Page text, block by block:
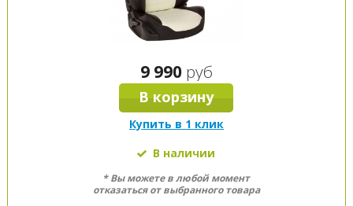
9 990 руб
В корзину
Купить в 1 клик
В наличии
* Вы можете в любой момент
отказаться от выбранного товара